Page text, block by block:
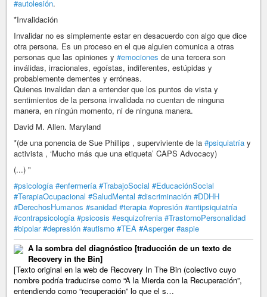
#autolesión.
*Invalidación
Invalidar no es simplemente estar en desacuerdo con algo que dice
otra persona. Es un proceso en el que alguien comunica a otras
personas que las opiniones y #emociones de una tercera son
inválidas, irracionales, egoístas, indiferentes, estúpidas y
probablemente dementes y erróneas.
Quienes invalidan dan a entender que los puntos de vista y
sentimientos de la persona invalidada no cuentan de ninguna
manera, en ningún momento, ni de ninguna manera.
David M. Allen. Maryland
*(de una ponencia de Sue Phillips , superviviente de la #psiquiatría y
activista , ‘Mucho más que una etiqueta’ CAPS Advocacy)
(...) "
#psicología #enfermería #TrabajoSocial #EducaciónSocial
#TerapiaOcupacional #SaludMental #discriminación #DDHH
#DerechosHumanos #sanidad #terapia #opresión #antipsiquiatría
#contrapsicología #psicosis #esquizofrenia #TrastornoPersonalidad
#bipolar #depresión #autismo #TEA #Asperger #aspie
A la sombra del diagnóstico [traducción de un texto de
Recovery in the Bin]
[Texto original en la web de Recovery In The Bin (colectivo cuyo
nombre podría traducirse como “A la Mierda con la Recuperación”,
entendiendo como “recuperación” lo que el s…